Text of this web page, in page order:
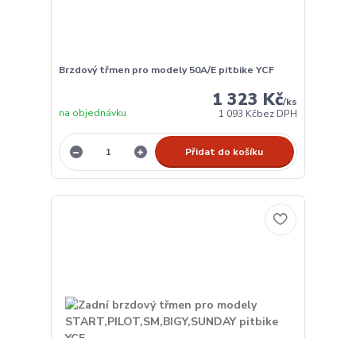
Brzdový třmen pro modely 50A/E pitbike YCF
1 323 Kč/ks
1 093 Kčbez DPH
na objednávku
Přidat do košíku